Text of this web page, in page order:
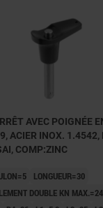
AVEC POIGNÉE
ACIER INOX. 1.4542,
COMP:ZINC
LONGUEUR=30
DOUBLE KN MAX.=24